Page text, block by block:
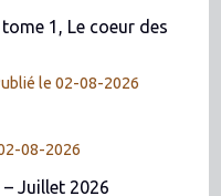
1, Le coeur des
le 02-08-2026
08-2026
– Juillet 2026